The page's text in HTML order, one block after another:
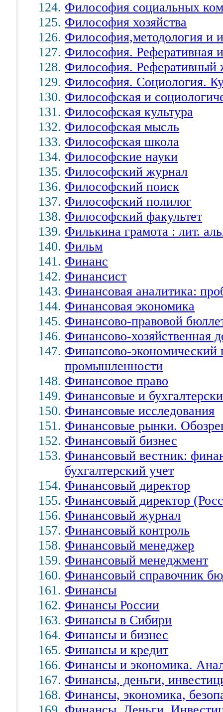
Философия социальных
Философия хозяйства
Философия,методология и
Философия. Реферативная
Философия. Реферативный
Философия. Социология.
Философская и
Философская культура
Философская мысль
Философская школа
Философские науки
Философский журнал
Философский поиск
Философский полилог
Философский факультет
Филькина грамота : лит.
Фильм
Финанс
Финансист
Финансовая аналитика:
Финансовая экономика
Финансово-правовой
Финансово-хозяйственная
Финансово-экономический
промышленности
Финансовое право
Финансовые и
Финансовые исследования
Финансовые рынки.
Финансовый бизнес
Финансовый вестник:
бухгалтерский учет
Финансовый директор
Финансовый директор
Финансовый журнал
Финансовый контроль
Финансовый менеджер
Финансовый менеджмент
Финансовый справочник
Финансы
Финансы России
Финансы в Сибири
Финансы и бизнес
Финансы и кредит
Финансы и экономика.
Финансы, деньги,
Финансы, экономика,